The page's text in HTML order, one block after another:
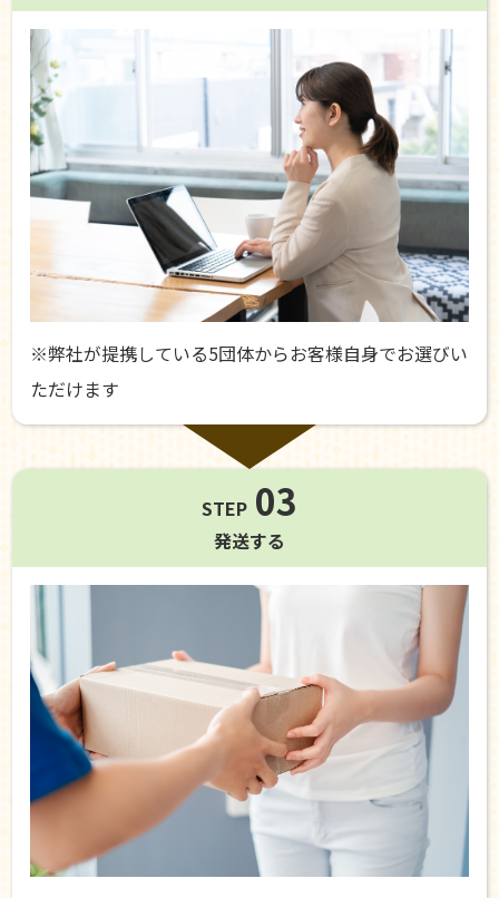
※弊社が提携している5団体からお客様自身でお選びい
ただけます
STEP 03
発送する